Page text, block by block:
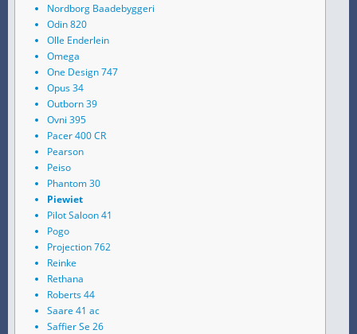
Nordborg Baadebyggeri
Odin 820
Olle Enderlein
Omega
One Design 747
Opus 34
Outborn 39
Ovni 395
Pacer 400 CR
Pearson
Peiso
Phantom 30
Piewiet
Pilot Saloon 41
Pogo
Projection 762
Reinke
Rethana
Roberts 44
Saare 41 ac
Saffier Se 26